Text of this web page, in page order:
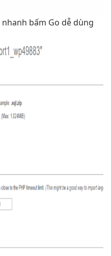
nhanh bấm Go dễ dùng